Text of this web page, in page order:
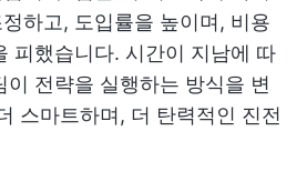
하고, 도입률을 높이며, 비용
피했습니다. 시간이 지남에 따
이 전략을 실행하는 방식을 변
스마트하며, 더 탄력적인 진전